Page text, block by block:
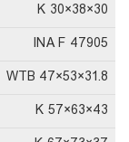
K 30×38×30
INA F 47905
WTB 47×53×31.8
K 57×63×43